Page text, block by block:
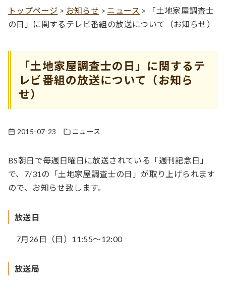
トップページ > お知らせ > ニュース >
「土地家屋調査士
の日」に関するテレビ番組の放送について（お知らせ）
「土地家屋調査士の日」に関するテ
レビ番組の放送について（お知ら
せ）
2015-07-23 ニュース
BS朝日で毎週日曜日に放送されている「週刊記念日」
で、7/31の「土地家屋調査士の日」が取り上げられます
ので、お知らせ致します。
放送日
7月26日（日）11:55～12:00
放送局